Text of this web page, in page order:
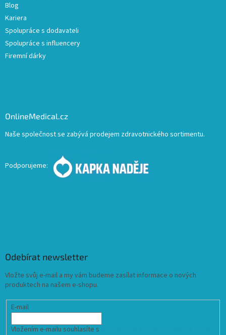
Blog
Kariera
Spolupráce s dodavateli
Spolupráce s influencery
Firemní dárky
OnlineMedical.cz
Naše společnost se zabývá prodejem zdravotnického sortimentu.
Podporujeme:
Odebírat newsletter
Vložte svůj e-mail a my vám budeme zasílat informace o nových
produktech na našem e-shopu.
E-mail
Vložením e-mailu souhlasíte s